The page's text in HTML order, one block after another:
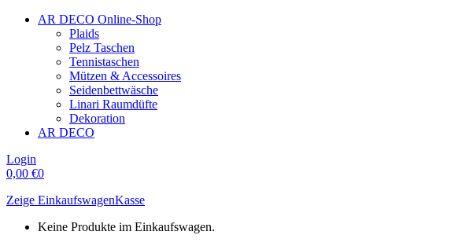
AR DECO Online-Shop
Plaids
Pelz Taschen
Tennistaschen
Mützen & Accessoires
Seidenbettwäsche
Linari Raumdüfte
Dekoration
AR DECO
Login
0,00 €0
Zeige EinkaufswagenKasse
Keine Produkte im Einkaufswagen.